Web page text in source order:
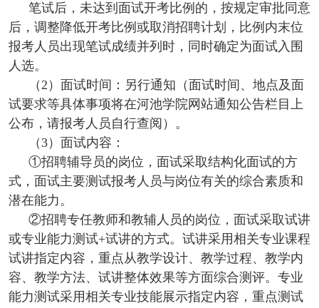
笔试后，未达到面试开考比例的，按规定审批同意
后，调整降低开考比例或取消招聘计划，比例内末位
报考人员出现笔试成绩并列时，同时确定为面试入围
人选。
（2）面试时间：另行通知（面试时间、地点及面
试要求等具体事项将在河池学院网站通知公告栏目上
公布，请报考人员自行查阅）。
（3）面试内容：
①招聘辅导员的岗位，面试采取结构化面试的方
式，面试主要测试报考人员与岗位有关的综合素质和
潜在能力。
②招聘专任教师和教辅人员的岗位，面试采取试讲
或专业能力测试+试讲的方式。试讲采用相关专业课程
试讲指定内容，重点从教学设计、教学过程、教学内
容、教学方法、试讲整体效果等方面综合测评。专业
能力测试采用相关专业技能展示指定内容，重点测试